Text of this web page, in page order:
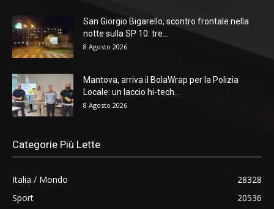
San Giorgio Bigarello, scontro frontale nella
notte sulla SP 10: tre...
8 Agosto 2026
Mantova, arriva il BolaWrap per la Polizia
Locale: un laccio hi-tech...
8 Agosto 2026
Categorie Più Lette
Italia / Mondo
28328
Sport
20536